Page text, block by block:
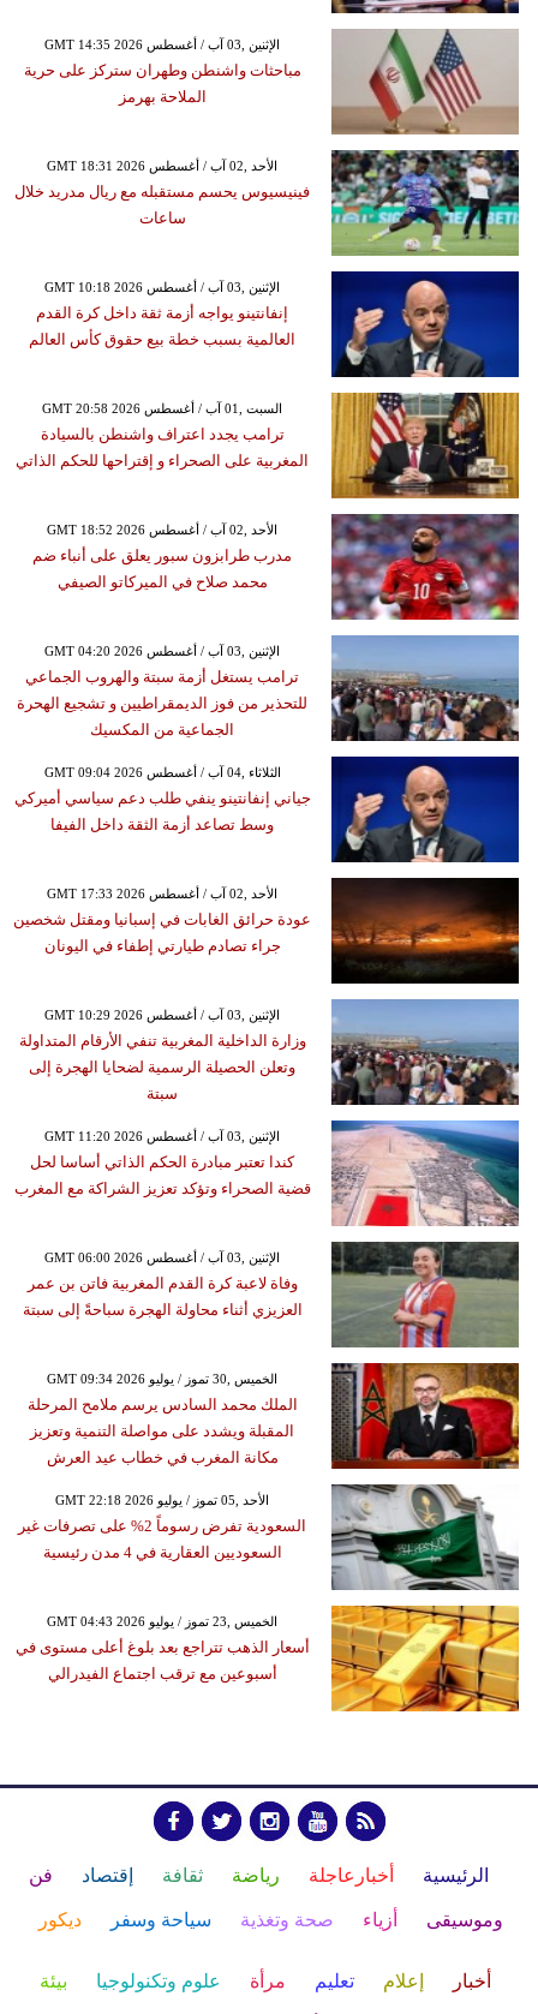
GMT 14:35 2026 الإثنين ,03 آب / أغسطس
مباحثات واشنطن وطهران ستركز على حرية
الملاحة بهرمز
GMT 18:31 2026 الأحد ,02 آب / أغسطس
فينيسيوس يحسم مستقبله مع ريال مدريد خلال
ساعات
GMT 10:18 2026 الإثنين ,03 آب / أغسطس
إنفانتينو يواجه أزمة ثقة داخل كرة القدم
العالمية بسبب خطة بيع حقوق كأس العالم
GMT 20:58 2026 السبت ,01 آب / أغسطس
ترامب يجدد اعتراف واشنطن بالسيادة
المغربية على الصحراء و إقتراحها للحكم الذاتي
GMT 18:52 2026 الأحد ,02 آب / أغسطس
مدرب طرابزون سبور يعلق على أنباء ضم
محمد صلاح في الميركاتو الصيفي
GMT 04:20 2026 الإثنين ,03 آب / أغسطس
ترامب يستغل أزمة سبتة والهروب الجماعي
للتحذير من فوز الديمقراطيين و تشجيع الهحرة
الجماعية من المكسيك
GMT 09:04 2026 الثلاثاء ,04 آب / أغسطس
جياني إنفانتينو ينفي طلب دعم سياسي أميركي
وسط تصاعد أزمة الثقة داخل الفيفا
GMT 17:33 2026 الأحد ,02 آب / أغسطس
عودة حرائق الغابات في إسبانيا ومقتل شخصين
جراء تصادم طيارتي إطفاء في اليونان
GMT 10:29 2026 الإثنين ,03 آب / أغسطس
وزارة الداخلية المغربية تنفي الأرقام المتداولة
وتعلن الحصيلة الرسمية لضحايا الهجرة إلى
سبتة
GMT 11:20 2026 الإثنين ,03 آب / أغسطس
كندا تعتبر مبادرة الحكم الذاتي أساسا لحل
قضية الصحراء وتؤكد تعزيز الشراكة مع المغرب
GMT 06:00 2026 الإثنين ,03 آب / أغسطس
وفاة لاعبة كرة القدم المغربية فاتن بن عمر
العزيزي أثناء محاولة الهجرة سباحةً إلى سبتة
GMT 09:34 2026 الخميس ,30 تموز / يوليو
الملك محمد السادس يرسم ملامح المرحلة
المقبلة ويشدد على مواصلة التنمية وتعزيز
مكانة المغرب في خطاب عيد العرش
GMT 22:18 2026 الأحد ,05 تموز / يوليو
السعودية تفرض رسوماً 2% على تصرفات غير
السعوديين العقارية في 4 مدن رئيسية
GMT 04:43 2026 الخميس ,23 تموز / يوليو
أسعار الذهب تتراجع بعد بلوغ أعلى مستوى في
أسبوعين مع ترقب اجتماع الفيدرالي
الرئيسية أخبارعاجلة رياضة ثقافة إقتصاد فن
وموسيقى أزياء صحة وتغذية سياحة وسفر ديكور
أخبار إعلام تعليم مرأة علوم وتكنولوجيا بيئة